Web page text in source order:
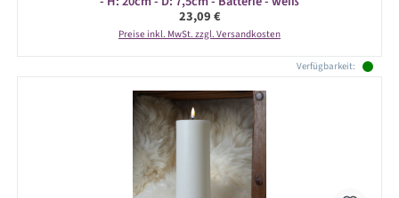
Regulärer Preis:
23,09 €
Preise inkl. MwSt. zzgl. Versandkosten
Verfügbarkeit: